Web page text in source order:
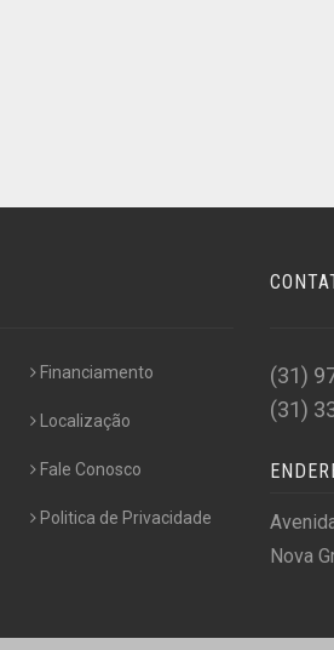
Financiamento
Localização
Fale Conosco
Politica de Privacidade
(31)
(31)
Nova